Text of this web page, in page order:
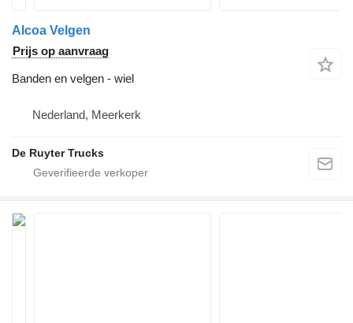
Alcoa Velgen
Prijs op aanvraag
Banden en velgen - wiel
Nederland, Meerkerk
De Ruyter Trucks